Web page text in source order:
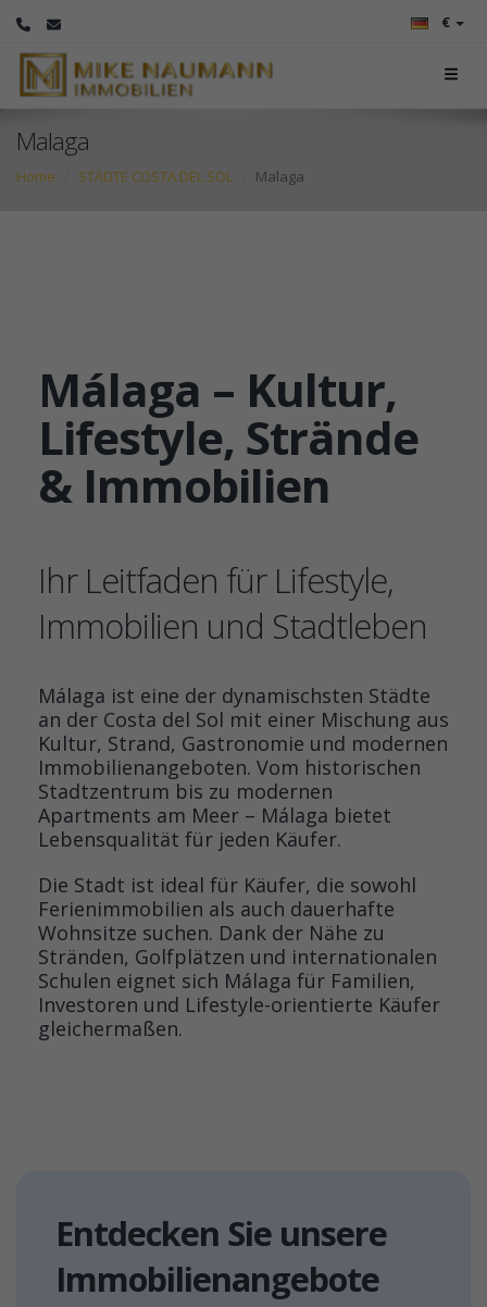
€
Malaga
Home STÄDTE COSTA DEL SOL Malaga
Málaga – Kultur,
Lifestyle, Strände
& Immobilien
Ihr Leitfaden für Lifestyle,
Immobilien und Stadtleben
Málaga ist eine der dynamischsten Städte
an der Costa del Sol mit einer Mischung aus
Kultur, Strand, Gastronomie und modernen
Immobilienangeboten. Vom historischen
Stadtzentrum bis zu modernen
Apartments am Meer – Málaga bietet
Lebensqualität für jeden Käufer.
Die Stadt ist ideal für Käufer, die sowohl
Ferienimmobilien als auch dauerhafte
Wohnsitze suchen. Dank der Nähe zu
Stränden, Golfplätzen und internationalen
Schulen eignet sich Málaga für Familien,
Investoren und Lifestyle-orientierte Käufer
gleichermaßen.
Entdecken Sie unsere
Immobilienangebote